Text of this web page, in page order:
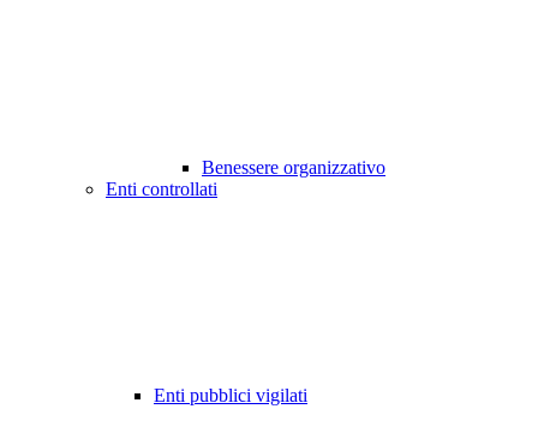
Benessere organizzativo
Enti controllati
Enti pubblici vigilati